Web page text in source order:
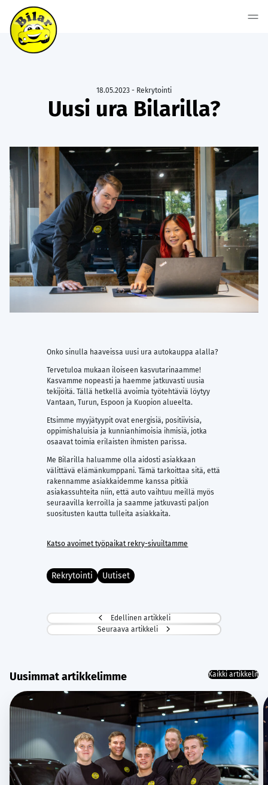
18.05.2023 - Rekrytointi
Uusi ura Bilarilla?
Onko sinulla haaveissa uusi ura autokauppa alalla?
Tervetuloa mukaan iloiseen kasvutarinaamme!
Kasvamme nopeasti ja haemme jatkuvasti uusia
tekijöitä. Tällä hetkellä avoimia työtehtäviä löytyy
Vantaan, Turun, Espoon ja Kuopion alueelta.
Etsimme myyjätyypit ovat energisiä, positiivisia,
oppimishaluisia ja kunnianhimoisia ihmisiä, jotka
osaavat toimia erilaisten ihmisten parissa.
Me Bilarilla haluamme olla aidosti asiakkaan
välittävä elämänkumppani. Tämä tarkoittaa sitä, että
rakennamme asiakkaidemme kanssa pitkiä
asiakassuhteita niin, että auto vaihtuu meillä myös
seuraavilla kerroilla ja saamme jatkuvasti paljon
suositusten kautta tulleita asiakkaita.
Katso avoimet työpaikat rekry-sivuiltamme
Rekrytointi Uutiset
Edellinen artikkeli
Seuraava artikkeli
Uusimmat artikkelimme Kaikki artikkelit